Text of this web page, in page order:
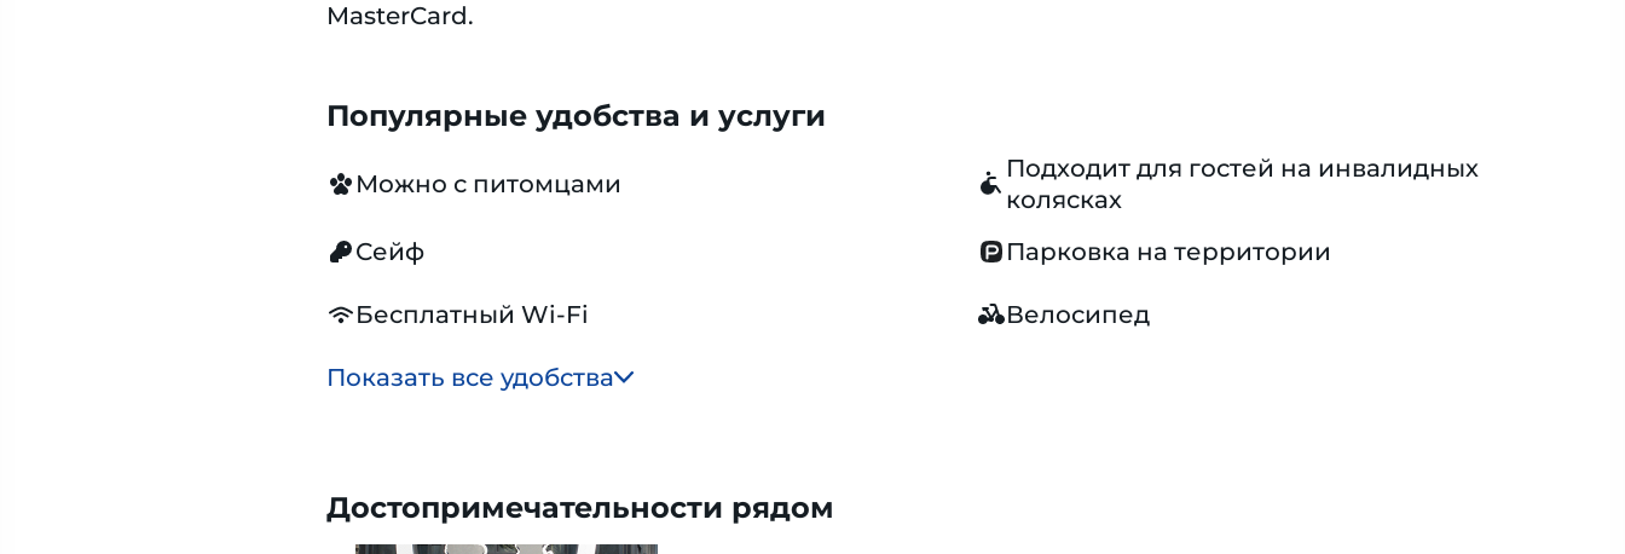
MasterCard.
Популярные удобства и услуги
Можно с питомцами
Подходит для гостей на инвалидных
колясках
Сейф
Парковка на территории
Бесплатный Wi-Fi Велосипед
Показать все удобства
Достопримечательности рядом